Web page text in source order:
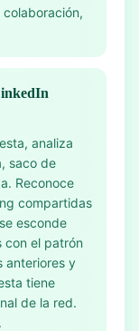
analiza
saco de
Reconoce
compartidas
esconde
con el patrón
anteriores y
tiene
de la red.